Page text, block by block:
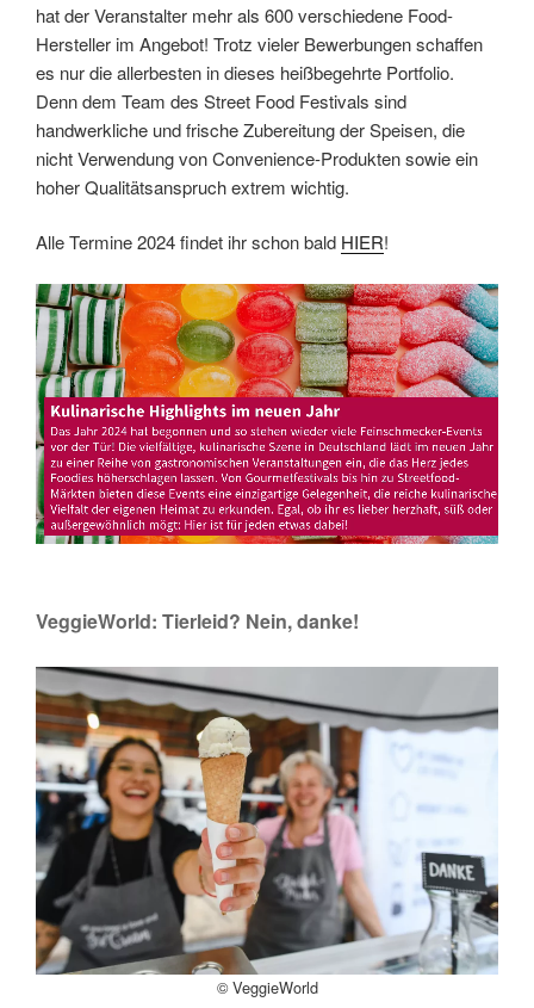
hat der Veranstalter mehr als 600 verschiedene Food-
Hersteller im Angebot! Trotz vieler Bewerbungen schaffen
es nur die allerbesten in dieses heißbegehrte Portfolio.
Denn dem Team des Street Food Festivals sind
handwerkliche und frische Zubereitung der Speisen, die
nicht Verwendung von Convenience-Produkten sowie ein
hoher Qualitätsanspruch extrem wichtig.
Alle Termine 2024 findet ihr schon bald HIER!
Link Embed
VeggieWorld: Tierleid? Nein, danke!
© VeggieWorld